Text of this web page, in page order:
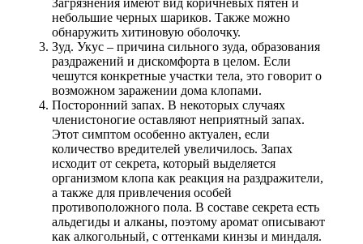
Загрязнения имеют вид коричневых пятен и
небольшие черных шариков. Также можно
обнаружить хитиновую оболочку.
Зуд. Укус – причина сильного зуда, образования
раздражений и дискомфорта в целом. Если
чешутся конкретные участки тела, это говорит о
возможном заражении дома клопами.
Посторонний запах. В некоторых случаях
членистоногие оставляют неприятный запах.
Этот симптом особенно актуален, если
количество вредителей увеличилось. Запах
исходит от секрета, который выделяется
организмом клопа как реакция на раздражители,
а также для привлечения особей
противоположного пола. В составе секрета есть
альдегиды и алканы, поэтому аромат описывают
как алкогольный, с оттенками кинзы и миндаля.